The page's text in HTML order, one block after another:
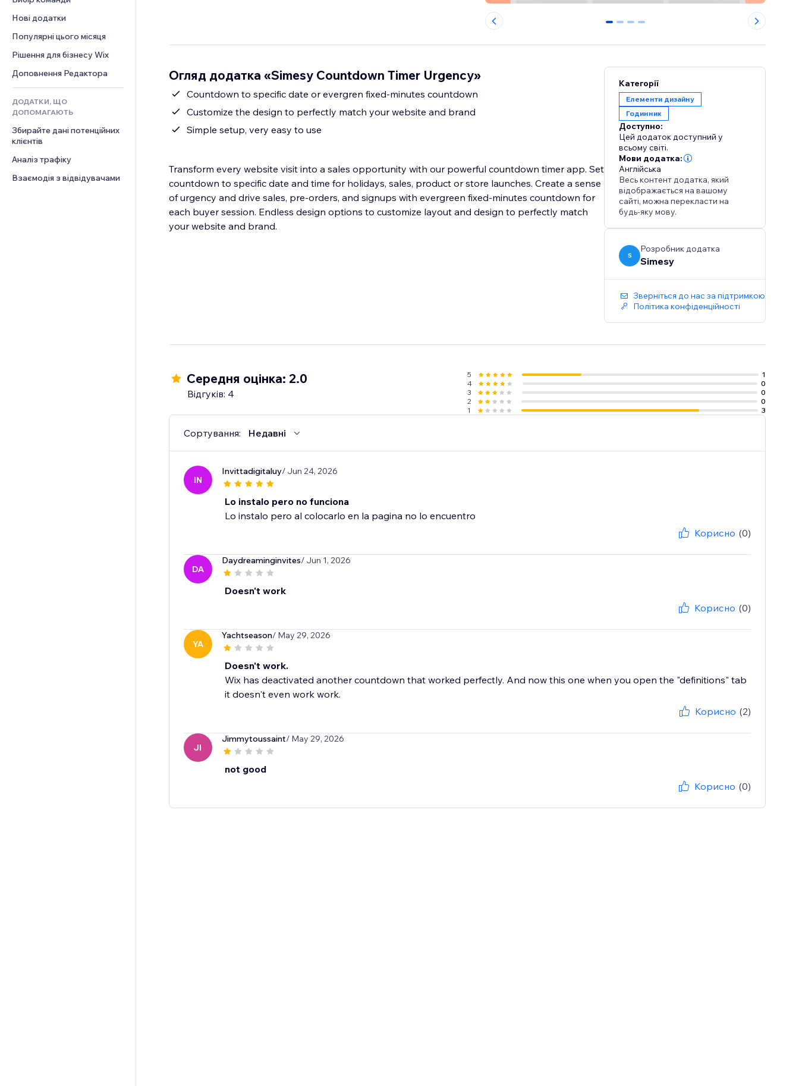
Рішення для складів
Дропшипінг
Тарифні плани й підписки
Краудфандинг
Їжа та напої
PDF
Обмін файлами
Новини
Шаблони сторінок
Ефекти зображення
Кнопки та меню
Банери та бейджі
Калькулятори
Пошук
Погода
Графіки й таблиці
Опитування
Чат
Коментарі
Телефон
Спільнота
Відгуки
CRM
Нові додатки
Популярні цього місяця
Рішення для бізнесу Wix
Доповнення Редактора
ДОДАТКИ, ЩО
ДОПОМАГАЮТЬ
Збирайте дані потенційних
клієнтів
Аналіз трафіку
Взаємодія з відвідувачами
0 1 2 3
Огляд додатка «Simesy Countdown Timer Urgency»
Countdown to specific date or evergren fixed-minutes countdown
Customize the design to perfectly match your website and brand
Simple setup, very easy to use
Transform every website visit into a sales opportunity with our powerful countdown timer app. Set
countdown to specific date and time for holidays, sales, product or store launches. Create a sense
of urgency and drive sales, pre-orders, and signups with evergreen fixed-minutes countdown for
each buyer session. Endless design options to customize layout and design to perfectly match
Категорії
Елементи дизайну
Годинник
Доступно:
Цей додаток доступний у
всьому світі.
Мови додатка:
Англійська
Весь контент додатка, який
відображається на вашому
сайті, можна перекласти на
будь-яку мову.
S
Розробник додатка
Simesy
Зверніться до нас за підтримкою
Політика конфіденційності
Середня оцінка: 2.0
Відгуків: 4
5
1
4
0
3
0
2
0
1
3
Сортування: Недавні
IN
Invittadigitaluy/ Jun 24, 2026
Lo instalo pero no funciona
Lo instalo pero al colocarlo en la pagina no lo encuentro
Корисно (0)
DA
Daydreaminginvites/ Jun 1, 2026
Doesn't work
Корисно (0)
YA
Yachtseason/ May 29, 2026
Doesn't work.
Wix has deactivated another countdown that worked perfectly. And now this one when you open the "definitions" tab
it doesn't even work work.
Корисно (2)
JI
Jimmytoussaint/ May 29, 2026
not good
Корисно (0)